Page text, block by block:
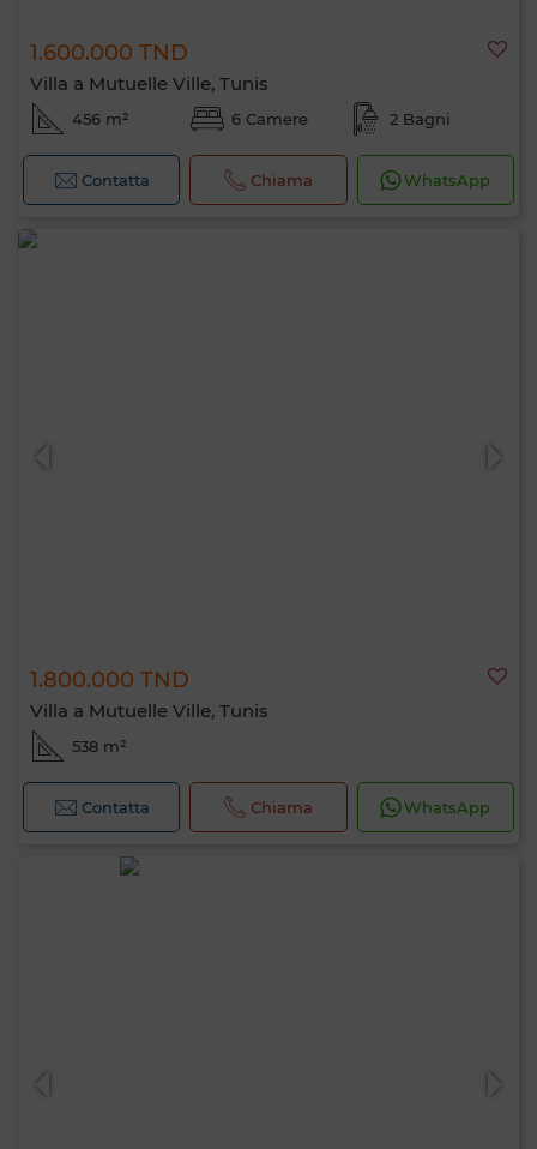
1.600.000 TND
Villa a Mutuelle Ville, Tunis
456 m² 6 Camere 2 Bagni
Contatta Chiama WhatsApp
1.800.000 TND
Villa a Mutuelle Ville, Tunis
538 m²
Contatta Chiama WhatsApp